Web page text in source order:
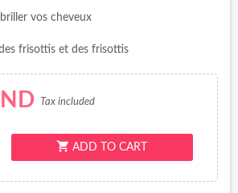
vos cheveux
frisottis et des frisottis
Tax included
shopping_cart ADD TO CART